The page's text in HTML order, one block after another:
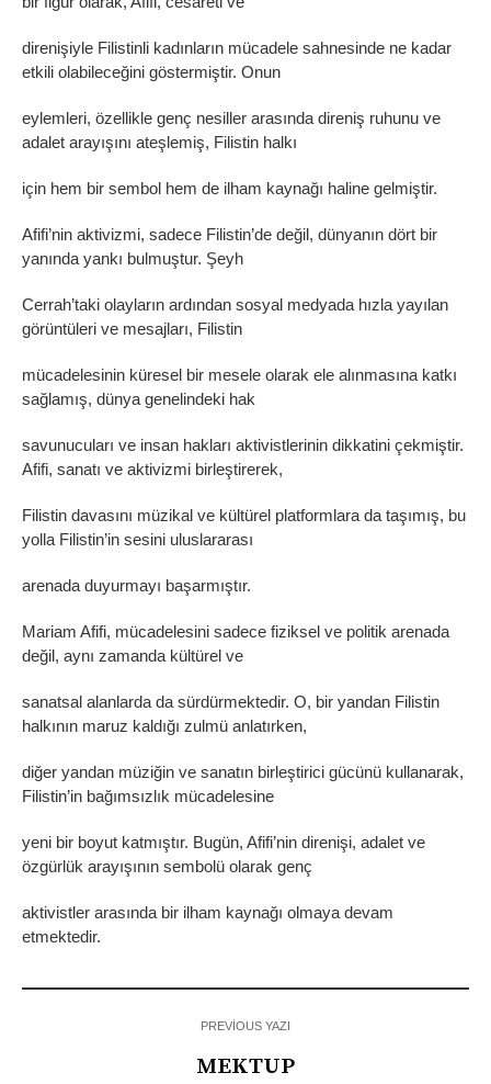
direnişiyle Filistinli kadınların mücadele sahnesinde ne kadar
etkili olabileceğini göstermiştir. Onun
eylemleri, özellikle genç nesiller arasında direniş ruhunu ve
adalet arayışını ateşlemiş, Filistin halkı
için hem bir sembol hem de ilham kaynağı haline gelmiştir.
Afifi’nin aktivizmi, sadece Filistin’de değil, dünyanın dört bir
yanında yankı bulmuştur. Şeyh
Cerrah’taki olayların ardından sosyal medyada hızla yayılan
görüntüleri ve mesajları, Filistin
mücadelesinin küresel bir mesele olarak ele alınmasına katkı
sağlamış, dünya genelindeki hak
savunucuları ve insan hakları aktivistlerinin dikkatini çekmiştir.
Afifi, sanatı ve aktivizmi birleştirerek,
Filistin davasını müzikal ve kültürel platformlara da taşımış, bu
yolla Filistin’in sesini uluslararası
arenada duyurmayı başarmıştır.
Mariam Afifi, mücadelesini sadece fiziksel ve politik arenada
değil, aynı zamanda kültürel ve
sanatsal alanlarda da sürdürmektedir. O, bir yandan Filistin
halkının maruz kaldığı zulmü anlatırken,
diğer yandan müziğin ve sanatın birleştirici gücünü kullanarak,
Filistin’in bağımsızlık mücadelesine
yeni bir boyut katmıştır. Bugün, Afifi’nin direnişi, adalet ve
özgürlük arayışının sembolü olarak genç
aktivistler arasında bir ilham kaynağı olmaya devam
etmektedir.
PREVIOUS YAZI
MEKTUP